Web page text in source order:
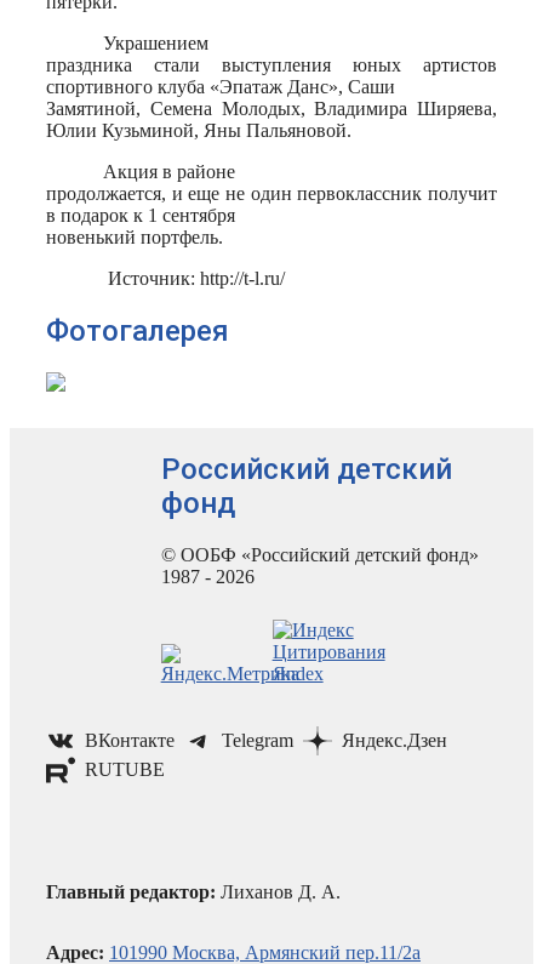
Украшением
праздника стали выступления юных артистов
спортивного клуба «Эпатаж Данс», Саши
Замятиной, Семена Молодых, Владимира Ширяева,
Юлии Кузьминой, Яны Пальяновой.
Акция в районе
продолжается, и еще не один первоклассник получит
в подарок к 1 сентября
новенький портфель.
Источник: http://t-l.ru/
Фотогалерея
Российский детский
фонд
© ООБФ «Российский детский фонд»
1987 - 2026
ВКонтакте Telegram
Яндекс.Дзен
RUTUBE
Главный редактор: Лиханов Д. А.
Адрес: 101990 Москва, Армянский пер.11/2а